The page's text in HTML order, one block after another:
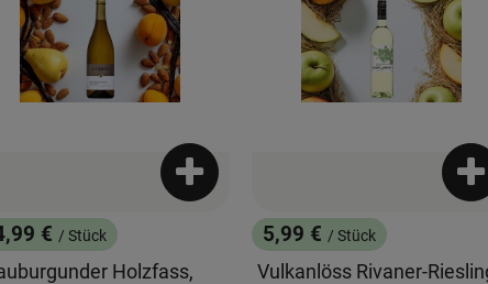
Warenkorb hinzufügen
€ / Stück
Holzfass,
Produkt zum Warenkorb hinzufügen
, Preis:
5,99 € / Stück
Vulkanlöss Rivaner-